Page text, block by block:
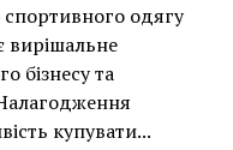
одягу
вирішальне
бізнесу та
купувати...